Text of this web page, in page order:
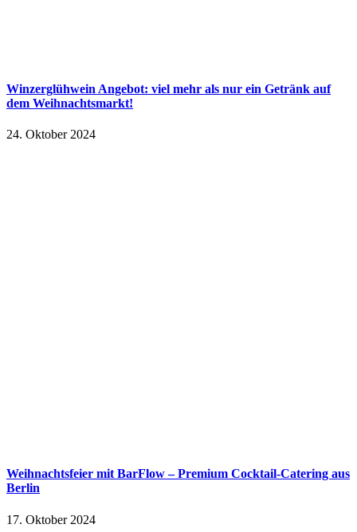
Winzerglühwein Angebot: viel mehr als nur ein Getränk auf
dem Weihnachtsmarkt!
24. Oktober 2024
Weihnachtsfeier mit BarFlow – Premium Cocktail-Catering aus
Berlin
17. Oktober 2024